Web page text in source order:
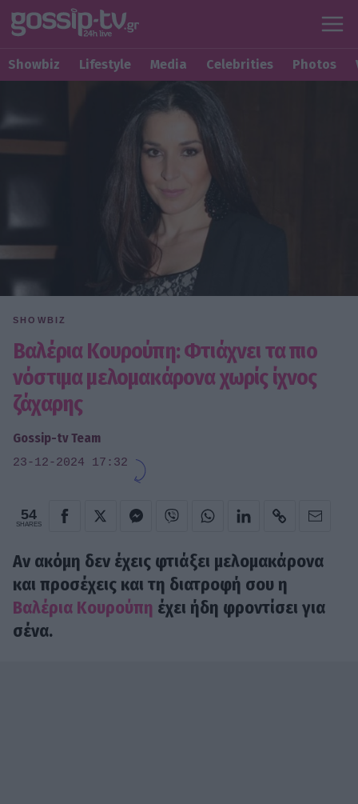
Showbiz Lifestyle Media Celebrities Photos
SHOWBIZ
Βαλέρια Κουρούπη: Φτιάχνει τα πιο
νόστιμα μελομακάρονα χωρίς ίχνος
ζάχαρης
Gossip-tv Team
23-12-2024 17:32
54
SHARES
Αν ακόμη δεν έχεις φτιάξει μελομακάρονα
και προσέχεις και τη διατροφή σου η
Βαλέρια Κουρούπη έχει ήδη φροντίσει για
σένα.